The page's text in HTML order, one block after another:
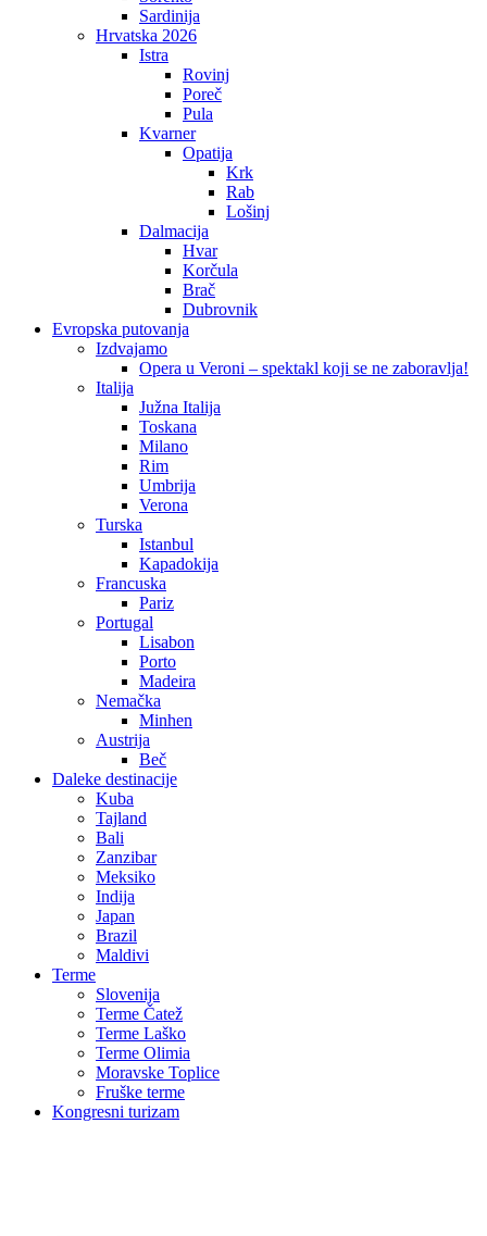
Sardinija
Hrvatska 2026
Istra
Rovinj
Poreč
Pula
Kvarner
Opatija
Krk
Rab
Lošinj
Dalmacija
Hvar
Korčula
Brač
Dubrovnik
Evropska putovanja
Izdvajamo
Opera u Veroni – spektakl koji se ne zaboravlja!
Italija
Južna Italija
Toskana
Milano
Rim
Umbrija
Verona
Turska
Istanbul
Kapadokija
Francuska
Pariz
Portugal
Lisabon
Porto
Madeira
Nemačka
Minhen
Austrija
Beč
Daleke destinacije
Kuba
Tajland
Bali
Zanzibar
Meksiko
Indija
Japan
Brazil
Maldivi
Terme
Slovenija
Terme Čatež
Terme Laško
Terme Olimia
Moravske Toplice
Fruške terme
Kongresni turizam